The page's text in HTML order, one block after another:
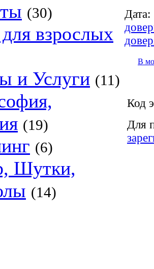
(30)
взрослых
и Услуги (11)
(19)
(6)
Шутки,
(14)
Дата:
В
Код
Для